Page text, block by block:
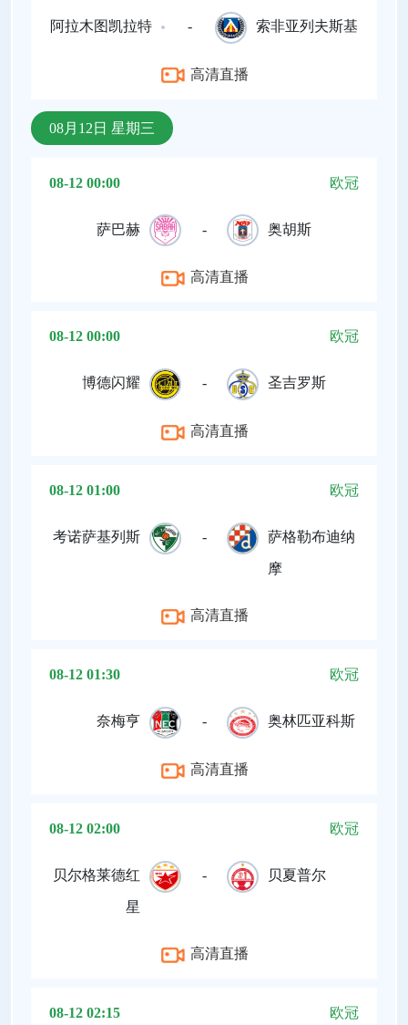
阿拉木图凯拉特 - 索非亚列夫斯基
高清直播
08月12日 星期三
08-12 00:00 欧冠
萨巴赫 - 奥胡斯
高清直播
08-12 00:00 欧冠
博德闪耀 - 圣吉罗斯
高清直播
08-12 01:00 欧冠
考诺萨基列斯 - 萨格勒布迪纳
摩
高清直播
08-12 01:30 欧冠
奈梅亨 - 奥林匹亚科斯
高清直播
08-12 02:00 欧冠
贝尔格莱德红
星
- 贝夏普尔
高清直播
08-12 02:15 欧冠